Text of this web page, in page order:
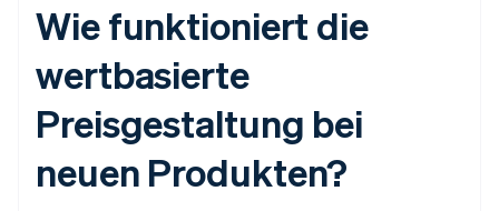
Wie funktioniert die
wertbasierte
Preisgestaltung bei
neuen Produkten?